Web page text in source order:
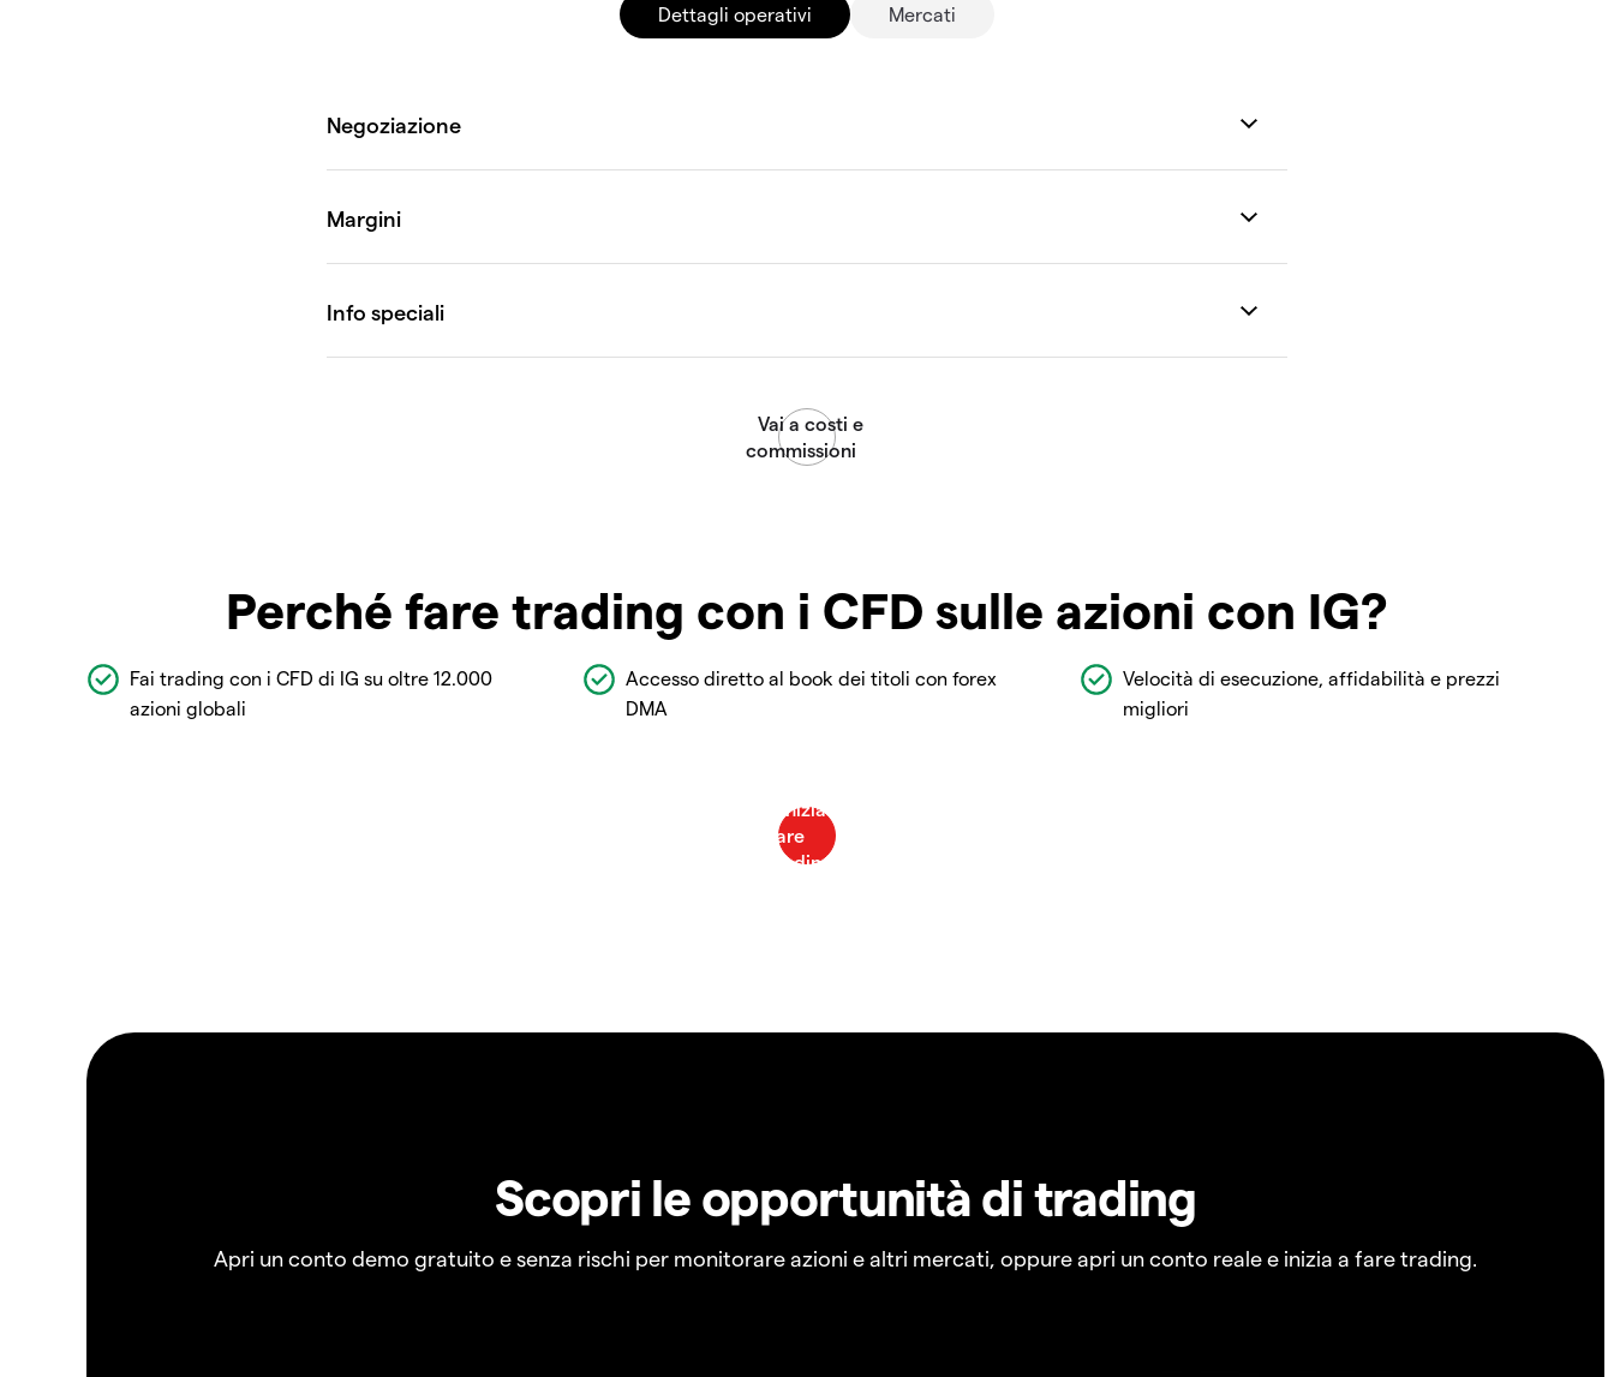
Dettagli operativi Mercati
Perché fare trading con i CFD sulle azioni con IG?
Fai trading con i CFD di IG su oltre 12.000
azioni globali
Accesso diretto al book dei titoli con forex
DMA
Velocità di esecuzione, affidabilità e prezzi
migliori
Scopri le opportunità di trading
Apri un conto demo gratuito e senza rischi per monitorare azioni e altri mercati, oppure apri un conto reale e inizia a fare trading.